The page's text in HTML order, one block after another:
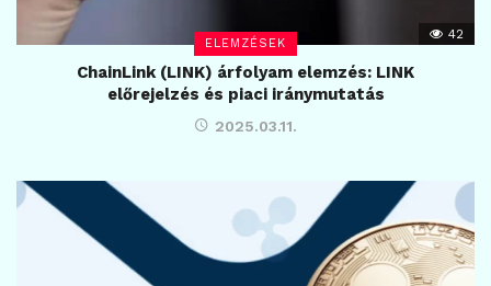
ELEMZÉSEK
42
ChainLink (LINK) árfolyam elemzés: LINK
előrejelzés és piaci iránymutatás
2025.03.11.